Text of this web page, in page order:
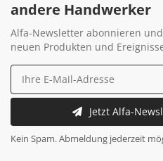
Bewertung verfassen
Fragen und
Produkt